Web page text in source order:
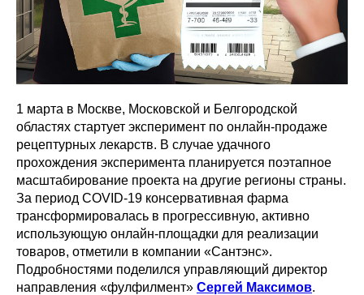
1 марта в Москве, Московской и Белгородской
областях стартует эксперимент по онлайн-продаже
рецептурных лекарств. В случае удачного
прохождения эксперимента планируется поэтапное
масштабирование проекта на другие регионы страны.
За период COVID-19 консервативная фарма
трансформировалась в прогрессивную, активно
использующую онлайн-площадки для реализации
товаров, отметили в компании «Сантэнс».
Подробностями поделился управляющий директор
направления «фулфилмент» Сергей Максимов.